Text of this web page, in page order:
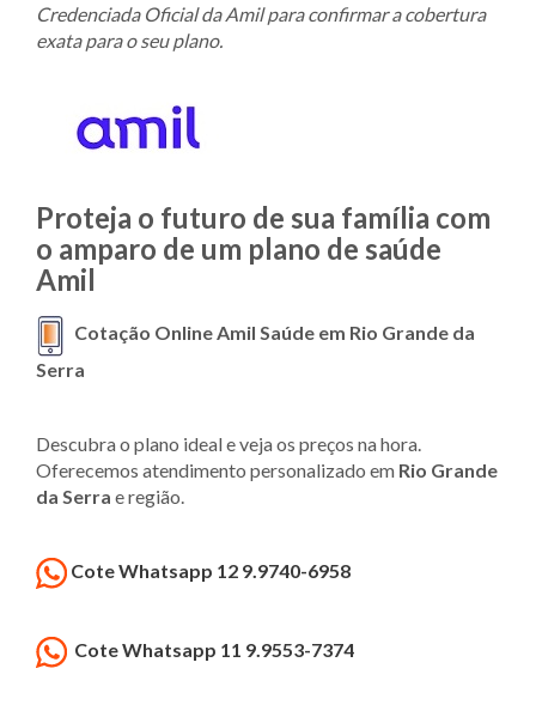
Credenciada Oficial da Amil para confirmar a cobertura
exata para o seu plano.
Proteja o futuro de sua família com
o amparo de um plano de saúde
Amil
Cotação Online Amil Saúde em Rio Grande da
Serra
Descubra o plano ideal e veja os preços na hora.
Oferecemos atendimento personalizado em Rio Grande
da Serra e região.
Cote Whatsapp 12 9.9740-6958
Cote Whatsapp 11 9.9553-7374